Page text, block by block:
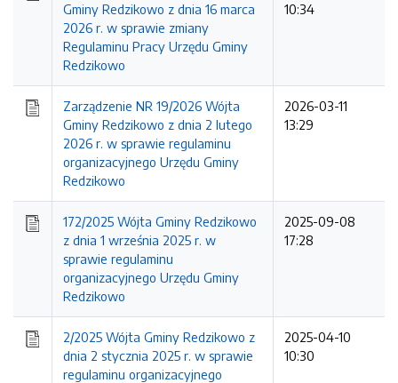
Gminy Redzikowo z dnia 16 marca
2026 r. w sprawie zmiany
Regulaminu Pracy Urzędu Gminy
Redzikowo
10:34
Zarządzenie NR 19/2026 Wójta
Gminy Redzikowo z dnia 2 lutego
2026 r. w sprawie regulaminu
organizacyjnego Urzędu Gminy
Redzikowo
2026-03-11
13:29
172/2025 Wójta Gminy Redzikowo
z dnia 1 września 2025 r. w
sprawie regulaminu
organizacyjnego Urzędu Gminy
Redzikowo
2025-09-08
17:28
2/2025 Wójta Gminy Redzikowo z
dnia 2 stycznia 2025 r. w sprawie
regulaminu organizacyjnego
2025-04-10
10:30